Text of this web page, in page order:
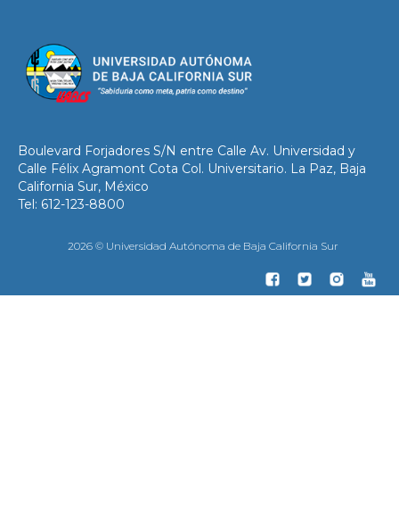
Boulevard Forjadores S/N entre Calle Av. Universidad y
Calle Félix Agramont Cota Col. Universitario. La Paz, Baja
California Sur, México
Tel: 612-123-8800
2026 © Universidad Autónoma de Baja California Sur